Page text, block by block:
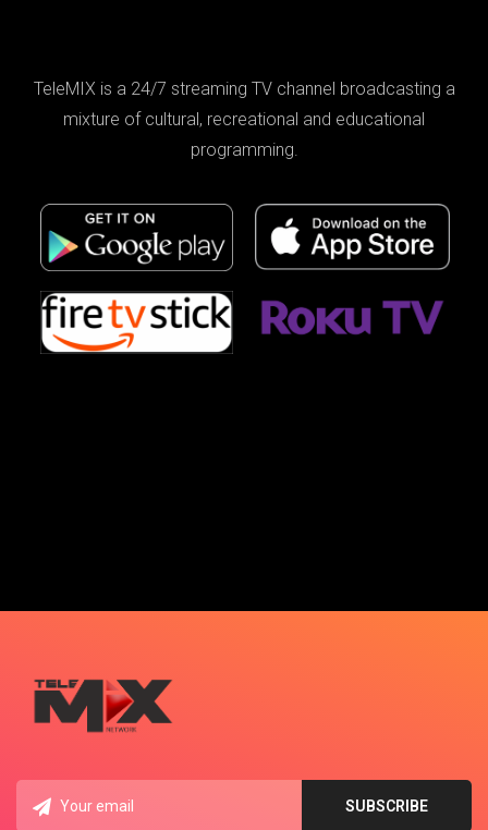
TeleMIX is a 24/7 streaming TV channel broadcasting a
mixture of cultural, recreational and educational
programming.